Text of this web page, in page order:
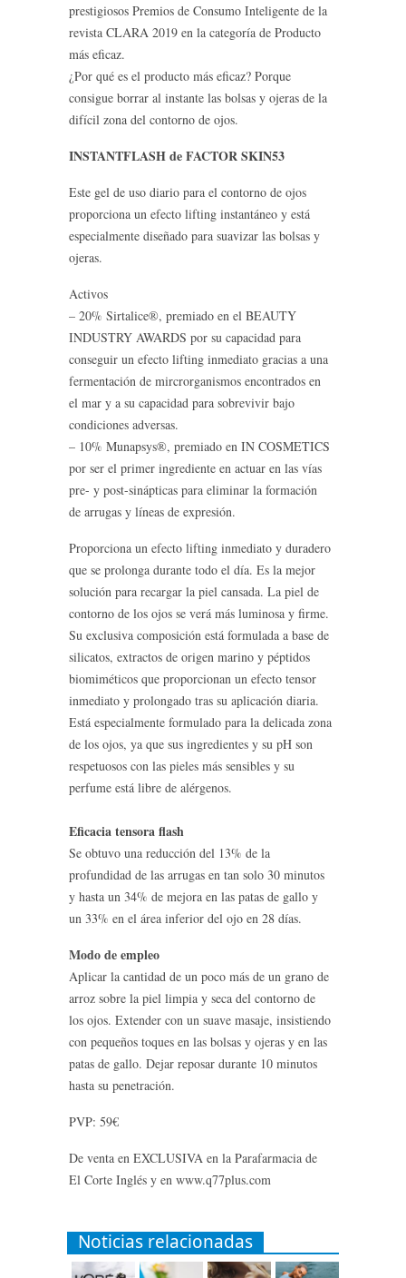
prestigiosos Premios de Consumo Inteligente de la
revista CLARA 2019 en la categoría de Producto
más eficaz.
¿Por qué es el producto más eficaz? Porque
consigue borrar al instante las bolsas y ojeras de la
difícil zona del contorno de ojos.
INSTANTFLASH de FACTOR SKIN53
Este gel de uso diario para el contorno de ojos
proporciona un efecto lifting instantáneo y está
especialmente diseñado para suavizar las bolsas y
ojeras.
Activos
– 20% Sirtalice®, premiado en el BEAUTY
INDUSTRY AWARDS por su capacidad para
conseguir un efecto lifting inmediato gracias a una
fermentación de mircrorganismos encontrados en
el mar y a su capacidad para sobrevivir bajo
condiciones adversas.
– 10% Munapsys®, premiado en IN COSMETICS
por ser el primer ingrediente en actuar en las vías
pre- y post-sinápticas para eliminar la formación
de arrugas y líneas de expresión.
Proporciona un efecto lifting inmediato y duradero
que se prolonga durante todo el día. Es la mejor
solución para recargar la piel cansada. La piel de
contorno de los ojos se verá más luminosa y firme.
Su exclusiva composición está formulada a base de
silicatos, extractos de origen marino y péptidos
biomiméticos que proporcionan un efecto tensor
inmediato y prolongado tras su aplicación diaria.
Está especialmente formulado para la delicada zona
de los ojos, ya que sus ingredientes y su pH son
respetuosos con las pieles más sensibles y su
perfume está libre de alérgenos.
Eficacia tensora flash
Se obtuvo una reducción del 13% de la
profundidad de las arrugas en tan solo 30 minutos
y hasta un 34% de mejora en las patas de gallo y
un 33% en el área inferior del ojo en 28 días.
Modo de empleo
Aplicar la cantidad de un poco más de un grano de
arroz sobre la piel limpia y seca del contorno de
los ojos. Extender con un suave masaje, insistiendo
con pequeños toques en las bolsas y ojeras y en las
patas de gallo. Dejar reposar durante 10 minutos
hasta su penetración.
PVP: 59€
De venta en EXCLUSIVA en la Parafarmacia de
El Corte Inglés y en www.q77plus.com
Noticias relacionadas